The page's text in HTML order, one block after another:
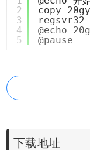
2
3
4
5
copy
regsvr32
@echo
@pause
下载地址